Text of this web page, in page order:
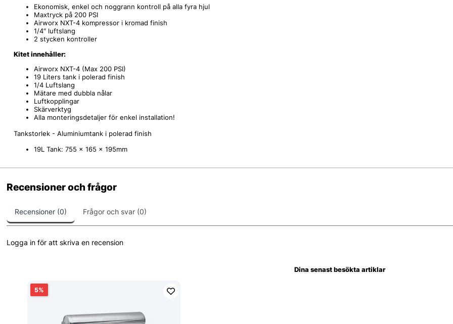
Ekonomisk, enkel och noggrann kontroll på alla fyra hjul
Maxtryck på 200 PSI
Airworx NXT-4 kompressor i kromad finish
1/4″ luftslang
2 stycken kontroller
Kitet innehåller:
Airworx NXT-4 (Max 200 PSI)
19 Liters tank i polerad finish
1/4 Luftslang
Mätare med dubbla nålar
Luftkopplingar
Skärverktyg
Alla monteringsdetaljer för enkel installation!
Tankstorlek - Aluminiumtank i polerad finish
19L Tank: 755 x 165 x 195mm
Recensioner och frågor
Recensioner (0) Frågor och svar (0)
Logga in för att skriva en recension
Dina senast besökta artiklar
5